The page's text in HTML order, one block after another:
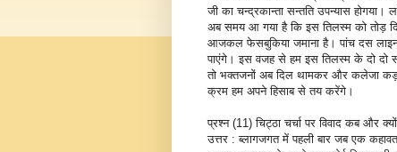
जी का चन्द्रकान्ता सन्तति उपन्यास होगया।
अब समय आ गया है कि इस तिलस्म को तोड़
आजकल फेसबुकिया जमाना है। पांच दस लाइन
पाएंगे। इस वजह से हम इस तिलस्म के दो दो
तो भक्तजनों अब दिल थामकर और कलेजा
क्रम हम अपने हिसाब से तय करेंगे।
प्रश्न (11) चिट्ठा चर्चा पर विवाद कब और
उत्तर : ब्लागजगत में पहली बार जब एक